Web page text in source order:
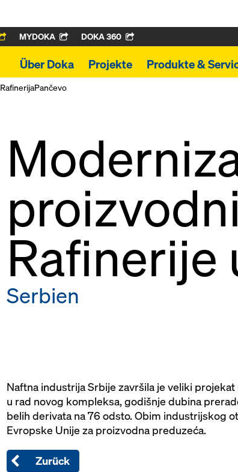
MYDOKA DOKA 360
Über Doka Projekte Produkte &
RafinerijaPančevo
Rafinerije
Serbien
Naftna industrija Srbije završila je veliki
u rad novog kompleksa, godišnje dubina
belih derivata na 76 odsto. Obim industrijskog
Evropske Unije za proizvodna preduzeća.
Zurück